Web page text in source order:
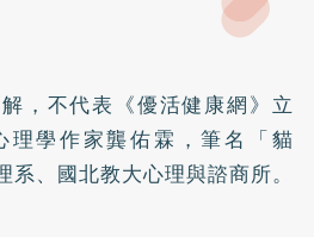
，不代表《優活健康網》立
理學作家龔佑霖，筆名「貓
、國北教大心理與諮商所。